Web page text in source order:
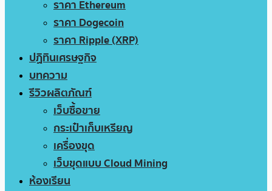
ราคา Ethereum
ราคา Dogecoin
ราคา Ripple (XRP)
ปฏิทินเศรษฐกิจ
บทความ
รีวิวผลิตภัณฑ์
เว็บซื้อขาย
กระเป๋าเก็บเหรียญ
เครื่องขุด
เว็บขุดแบบ Cloud Mining
ห้องเรียน